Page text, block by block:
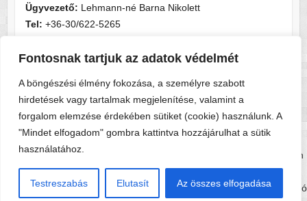
Fontosnak tartjuk az adatok védelmét
A böngészési élmény fokozása, a személyre szabott
hirdetések vagy tartalmak megjelenítése, valamint a
forgalom elemzése érdekében sütiket (cookie) használunk. A
"Mindet elfogadom" gombra kattintva hozzájárulhat a sütik
használatához.
Testreszabás Elutasít Az összes elfogadása
Ügyvezető: Lehmann-né Barna Nikolett
Tel: +36-30/622-5265
Cégjegyzékszám:cg05-06-015156
Copyright © 2026Tri-shop . A sablont készítette:ColorlibMűködteti:WordPress